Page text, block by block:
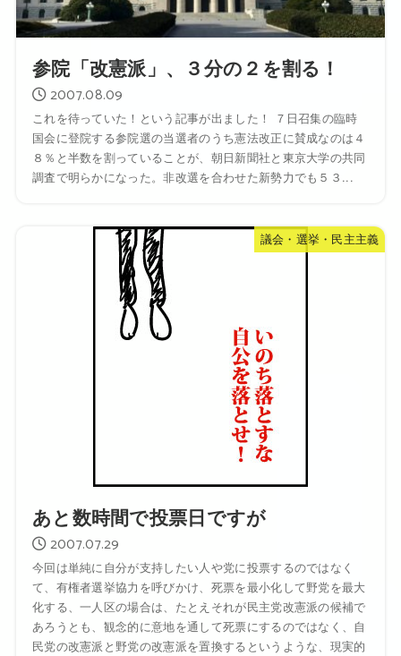
参院「改憲派」、３分の２を割る！
2007.08.09
これを待っていた！という記事が出ました！ ７日召集の臨時
国会に登院する参院選の当選者のうち憲法改正に賛成なのは４
８％と半数を割っていることが、朝日新聞社と東京大学の共同
調査で明らかになった。非改選を合わせた新勢力でも５３...
議会・選挙・民主主義
あと数時間で投票日ですが
2007.07.29
今回は単純に自分が支持したい人や党に投票するのではなく
て、有権者選挙協力を呼びかけ、死票を最小化して野党を最大
化する、一人区の場合は、たとえそれが民主党改憲派の候補で
あろうとも、観念的に意地を通して死票にするのではなく、自
民党の改憲派と野党の改憲派を置換するというような、現実的